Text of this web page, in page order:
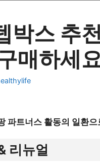
박스 추
매하세
파트너스 활동의 일환
리뉴얼